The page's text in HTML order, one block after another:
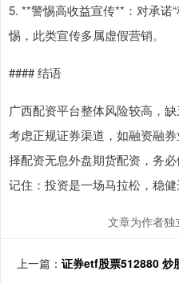
5. **警惕高收益宣传**：对承诺
惕，此类宣传多属虚假营销。
#### 结语
广西配资平台整体风险较高，
考虑正规证券渠道，如融资融
择配资无息外盘期货配资，务
记住：投资是一场马拉松，稳健
文章为作者独
上一篇： 证券etf股票512880 炒